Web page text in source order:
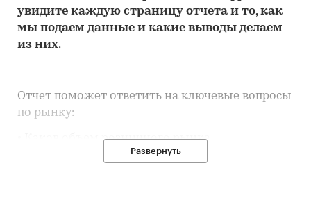
увидите каждую страницу отчета и то,как
мы подаем данные и какие выводы делаем
из них.
Отчет поможет ответить на ключевые вопросы
по рынку:
• Каков объем розничного рынка
лекарственных средств в Забайкальском крае,
регионами России?
Развернуть